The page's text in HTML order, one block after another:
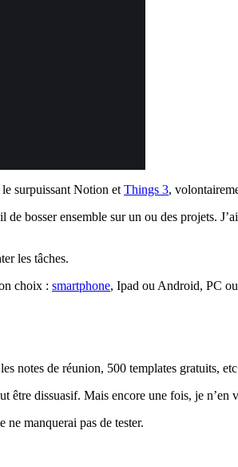
le surpuissant Notion etThings 3,
bosser ensemble sur un ou des projets.
les tâches.
choix : smartphone, Ipad ou Android, PC
notes de réunion, 500 templates gratuits,
dissuasif. Mais encore une fois, je n’en
manquerai pas de tester.